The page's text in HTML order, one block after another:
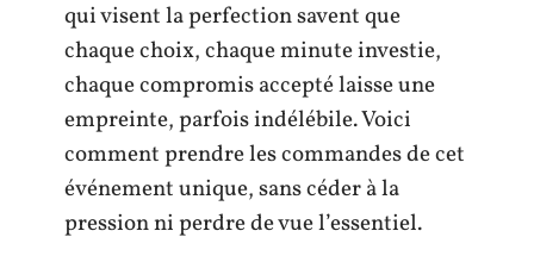
qui visent la perfection savent que
chaque choix, chaque minute investie,
chaque compromis accepté laisse une
empreinte, parfois indélébile. Voici
comment prendre les commandes de cet
événement unique, sans céder à la
pression ni perdre de vue l’essentiel.